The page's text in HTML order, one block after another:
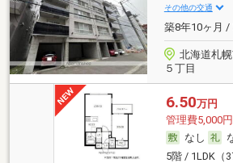
その他の交通
築8年10ヶ月 /
北海道札
５丁目
6.50万円
管理費5,000円
なし
5階 / 1LDK（